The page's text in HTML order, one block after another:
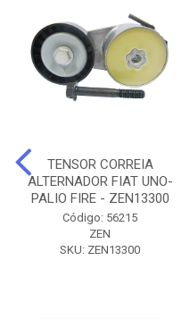
TENSOR CORREIA
ALTERNADOR FIAT UNO-
PALIO FIRE - ZEN13300
Código: 56215
ZEN
SKU: ZEN13300